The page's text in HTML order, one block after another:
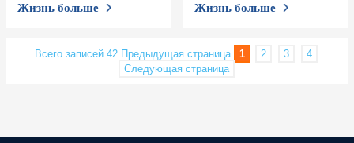
Жизнь больше Жизнь больше
Всего записей 42 Предыдущая страница 1 2 3
4
Следующая страница